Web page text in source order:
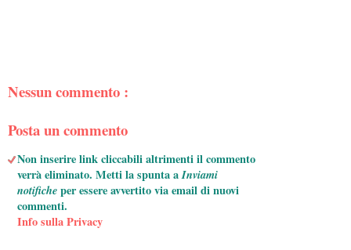
Nessun commento :
Posta un commento
Non inserire link cliccabili altrimenti il commento
verrà eliminato. Metti la spunta aInviami
notificheper essere avvertito via email di nuovi
commenti.
Info sulla Privacy